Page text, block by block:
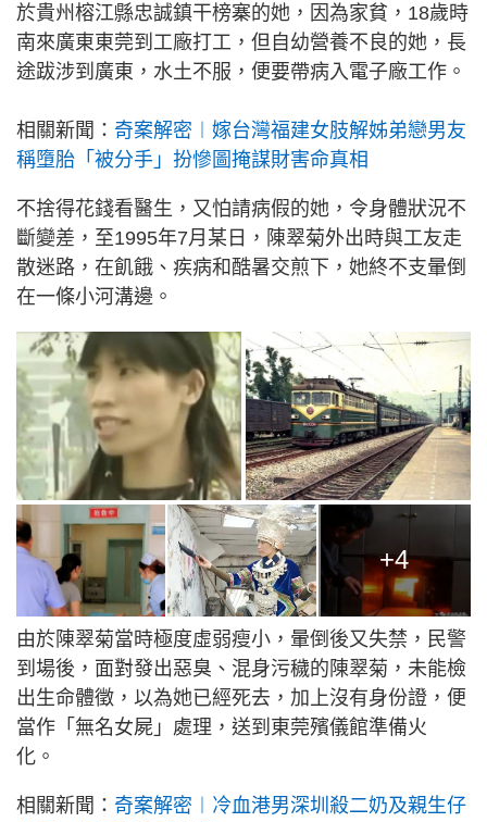
於貴州榕江縣忠誠鎮干榜寨的她，因為家貧，18歲時
南來廣東東莞到工廠打工，但自幼營養不良的她，長
途跋涉到廣東，水土不服，便要帶病入電子廠工作。
相關新聞： 奇案解密︱嫁台灣福建女肢解姊弟戀男友
稱墮胎「被分手」扮慘圖掩謀財害命真相
不捨得花錢看醫生，又怕請病假的她，令身體狀況不
斷變差，至1995年7月某日，陳翠菊外出時與工友走
散迷路，在飢餓、疾病和酷暑交煎下，她終不支暈倒
在一條小河溝邊。
+4
由於陳翠菊當時極度虛弱瘦小，暈倒後又失禁，民警
到場後，面對發出惡臭、混身污穢的陳翠菊，未能檢
出生命體徵，以為她已經死去，加上沒有身份證，便
當作「無名女屍」處理，送到東莞殯儀館準備火
化。
相關新聞： 奇案解密︱冷血港男深圳殺二奶及親生仔